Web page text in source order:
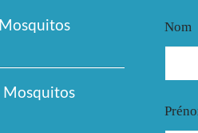
Mosquitos
Nom